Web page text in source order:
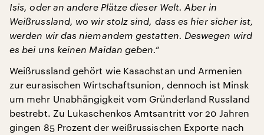
Isis, oder an andere Plätze dieser Welt. Aber in
Weißrussland, wo wir stolz sind, dass es hier sicher ist,
werden wir das niemandem gestatten. Deswegen wird
es bei uns keinen Maidan geben.“
Weißrussland gehört wie Kasachstan und Armenien
zur eurasischen Wirtschaftsunion, dennoch ist Minsk
um mehr Unabhängigkeit vom Gründerland Russland
bestrebt. Zu Lukaschenkos Amtsantritt vor 20 Jahren
gingen 85 Prozent der weißrussischen Exporte nach